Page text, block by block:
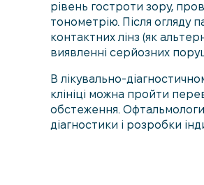
рівень гостроти зору,
тонометрію. Після огляду
контактних лінз (як
виявленні серйозних
В лікувально-
клініці можна пройти
обстеження.
діагностики і розробки